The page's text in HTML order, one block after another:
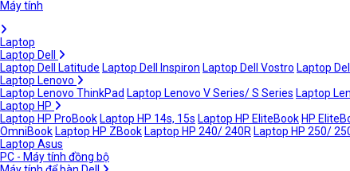
Máy tính
Laptop
Laptop Dell
Laptop Dell Latitude Laptop Dell Inspiron Laptop Dell Vostro Laptop
Laptop Lenovo
Laptop Lenovo ThinkPad Laptop Lenovo V Series/ S Series Laptop
Laptop HP
Laptop HP ProBook Laptop HP 14s, 15s Laptop HP EliteBook HP
OmniBook Laptop HP ZBook Laptop HP 240/ 240R Laptop HP 250/
Laptop Asus
PC - Máy tính đồng bộ